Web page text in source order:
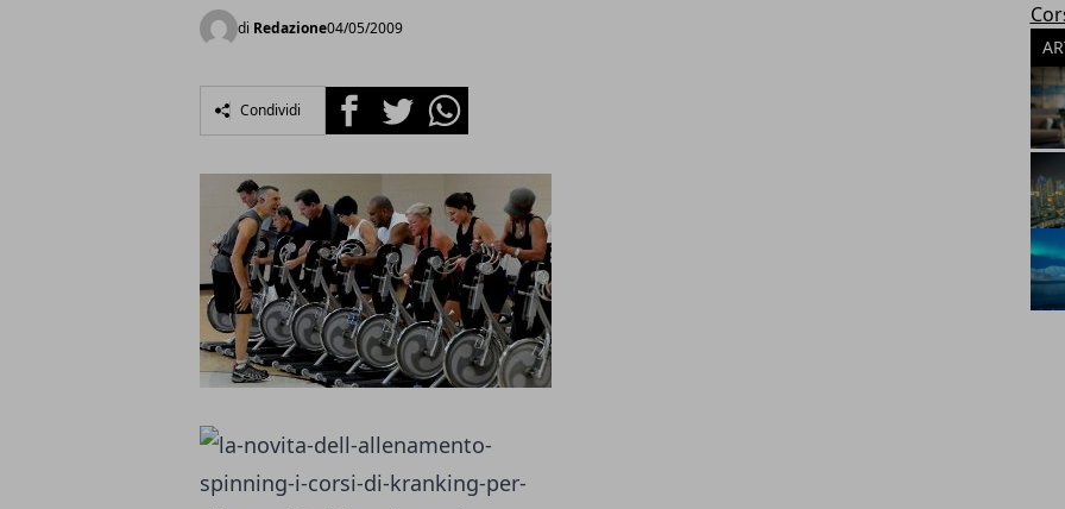
di Redazione04/05/2009
Condividi FacebookTwitterWhatsapp